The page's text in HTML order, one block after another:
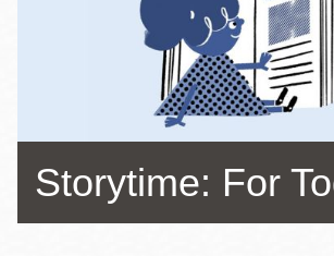
Storytime: For